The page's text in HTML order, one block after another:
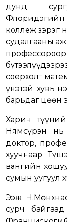
дунд
Флоридагийн
коллеж зэрэг
судалгааны
соёрхолт
үнэтэй хувь
барьдаг цөөн
Харин
Нямсүрэн нь
доктор,
хуучнаар
вангийн
сумын уугуул
Ээж
сурч